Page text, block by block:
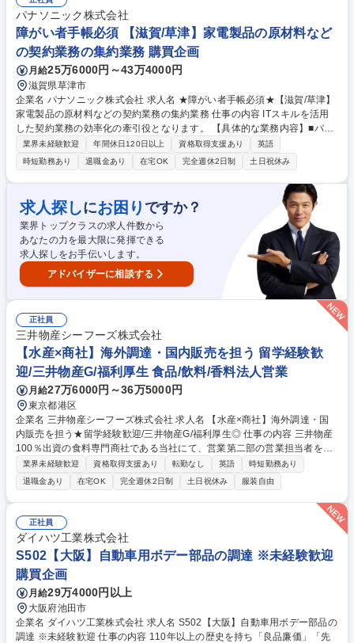
し、最適なサプライチェーンの構築、オペレーションの安定運用により、
ものづくりを支えることを掲げています。 募集職種 2026018【羽田】購
買(一般消耗品類/金物製作類)/建設業界での購買経験歓迎
パナソニック株式会社
障がい者手帳必須 【滋賀/草津】家電製品の原材料など
の契約業務の集約業務 購買企画
月給25万6000円～43万4000円
滋賀県草津市
企業名 パナソニック株式会社 求人名 ★障がい者手帳必須★【滋賀/草津】
家電製品の原材料などの契約業務の集約業務 仕事の内容 ITスキルを活用
した契約業務の効率化の牽引役となります。 【具体的な業務内容】■バイ
ヤーを問わない定型業務の集約対応(原材料・為替変動の単価変更と傾向
管理、各種伝票発行業務)■バイヤー業務効率化のITツール開発(取引状況の
見える化、データの自動集計と分析) 【キャリアパス】■CPO傘下のITスペ
シャリスト人材 ■障害の状況によるが海外出張可能ならバイヤーとしてグ
ローバルに活躍可能 募集職種 ★障がい者手帳必須★【滋賀/草津】家電製
品の原材料などの契約業務の集約業務
業界未経験歓迎 年間休日120日以上 資格取得支援あり
英語
時短勤務あり
退職金あり 在宅OK 完全週休2日制 土日祝休み
求人探しにお困り ですか？
業界トップクラスの求人件数から
あなたの力を最大限に発揮できる
求人探しをお手伝いします。
アドバイザーに相談する
正社員
三井物産シーフーズ株式会社
【水産×商社】海外調達・国内販売を担う 留学経験歓
迎/三井物産G/福利厚生 食品/飲料/香料法人営業
月給27万6000円～36万5000円
東京都港区
企業名 三井物産シーフーズ株式会社 求人名 【水産×商社】海外調達・国
内販売を担う★留学経験歓迎/三井物産G/福利厚生◎ 仕事の内容 三井物産
100％出資の食料専門商社である当社にて、営業第二部の営業担当者を新
たに募集いたします。主にサーモン・魚卵の海外調達と国内のサプライチ
ェーンへの販売を担当いただきます。 国内業務が約8割、海外業務が約2
割。北米・南米・EU・アジアのサプライヤーから仕入れ、価格交渉・契
約・在庫管理・納期調整まで一貫して対応いただきます。国内顧客（卸・
量販・外食など）への販売提案も行います。 海外出張は年2～3回程度、
国内出張もあり。グローバルな調達力を活かし、世界中で活躍できるポジ
ションです。 募集職種 【水産×商社】海外調達・国内販売を担う★留学経
験歓迎/三井物産G/福利厚生◎
業界未経験歓迎 資格取得支援あり 転勤なし 英語
時短勤務あり
退職金あり
在宅OK 完全週休2日制 土日祝休み 服装自由
正社員
ダイハツ工業株式会社
S502【大阪】自動車用ボデー部品の調達 ※未経験歓迎
購買企画
月給29万4000円以上
大阪府池田市
企業名 ダイハツ工業株式会社 求人名 S502【大阪】自動車用ボデー部品の
調達 ※未経験歓迎 仕事の内容 110年以上の歴史を持ち「良品廉価」「先